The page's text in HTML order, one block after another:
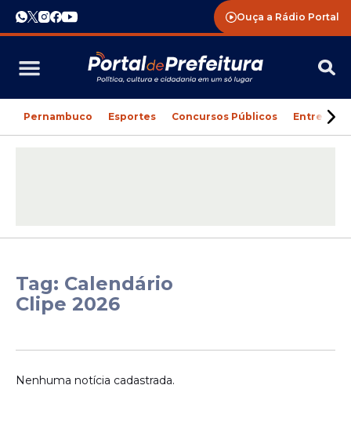
Ouça a Rádio Portal
Pernambuco Esportes Concursos Públicos
Tag: Calendário
Clipe 2026
Nenhuma notícia cadastrada.